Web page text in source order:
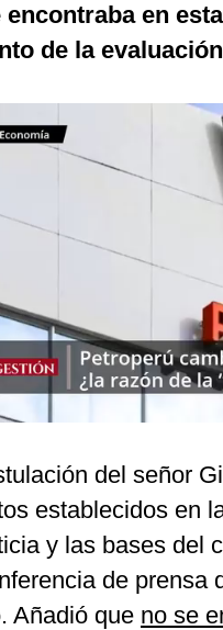
encontraba en
de la
del señor
establecidos en
y las bases del
de prensa
Añadió que no se